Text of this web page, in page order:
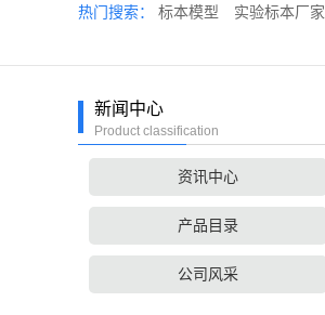
热门搜索： 标本模型 实验标本厂家
新闻中心
Product classification
资讯中心
产品目录
公司风采